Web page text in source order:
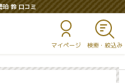
珀 鈴 口コミ
マイページ